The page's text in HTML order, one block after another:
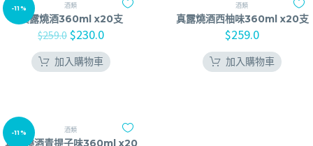
-11% 酒類
真露燒酒360ml x20支
$259.0 $230.0
加入購物車
酒類
真露燒酒西柚味360ml x20支
$259.0
加入購物車
-11% 酒類
真露燒酒青提子味360ml x20